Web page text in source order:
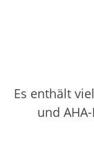
Es enthält
und